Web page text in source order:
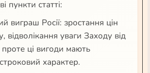
пункти статті:
виграш Росії: зростання цін
відволікання уваги Заходу від
проте ці вигоди мають
характер.